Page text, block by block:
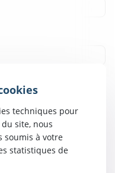
techniques pour
site, nous
soumis à votre
statistiques de